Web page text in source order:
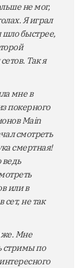
не мог,
Я играл
шло быстрее,
Так я
мне в
покерного
Main
смотреть
смертная!
ведь
или в
сет, не так
же. Мне
стримы по